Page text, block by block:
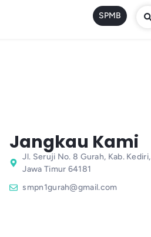
SPMB
Jangkau Kami
Jl. Seruji No. 8 Gurah, Kab. Kediri,
Jawa Timur 64181
smpn1gurah@gmail.com